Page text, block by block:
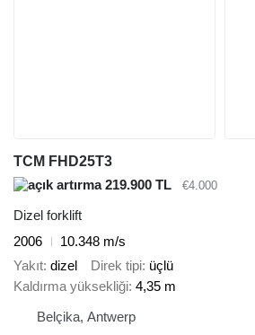
TCM FHD25T3
219.900 TL
€4.000
Dizel forklift
2006
10.348 m/s
Yakıt dizel Direk tipi üçlü
Kaldırma yüksekliği 4,35 m
Belçika, Antwerp